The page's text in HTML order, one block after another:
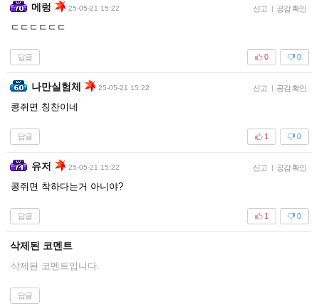
메렁 25-05-21 15:22 신고 | 공감 확인
ㄷㄷㄷㄷㄷㄷ
답글 0
0
나만실험체 25-05-21 15:22 신고 | 공감 확인
콩쥐면 칭찬이네
답글 0
1
유저 25-05-21 15:22 신고 | 공감 확인
콩쥐면 착하다는거 아니야?
답글 0
1
삭제된 코멘트
삭제된 코멘트입니다.
답글